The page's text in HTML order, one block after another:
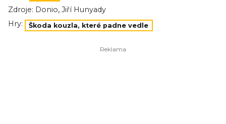
Zdroje: Donio, Jiří Hunyady
Hry:
Škoda kouzla, které padne vedle